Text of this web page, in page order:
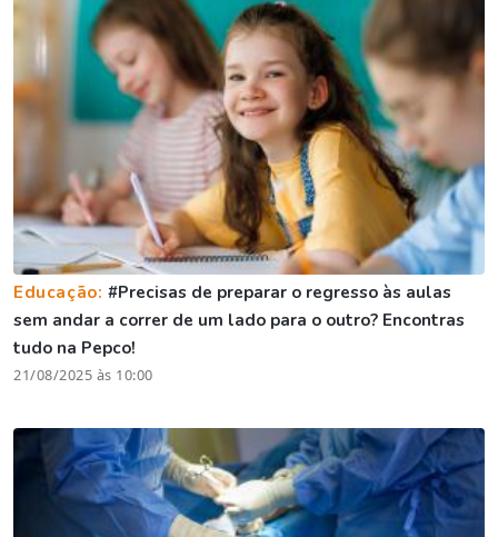
Educação:#Precisas de preparar o regresso às aulas
sem andar a correr de um lado para o outro? Encontras
tudo na Pepco!
21/08/2025 às 10:00